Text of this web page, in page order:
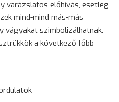
varázslatos előhívás, esetleg
mind-mind más-más
vágyakat szimbolizálhatnak.
a következő főbb